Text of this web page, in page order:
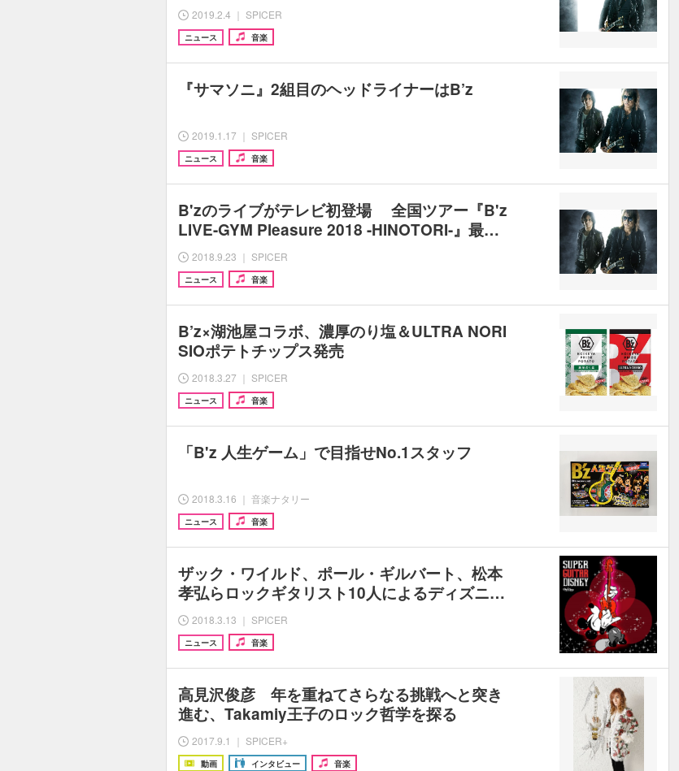
2019.2.4 ｜ SPICER
ニュース 音楽
『サマソニ』2組目のヘッドライナーはB’z
2019.1.17 ｜ SPICER
ニュース 音楽
B'zのライブがテレビ初登場 全国ツアー『B'z
LIVE-GYM Pleasure 2018 -HINOTORI-』最…
2018.9.23 ｜ SPICER
ニュース 音楽
B’z×湖池屋コラボ、濃厚のり塩＆ULTRA NORI
SIOポテトチップス発売
2018.3.27 ｜ SPICER
ニュース 音楽
「B'z 人生ゲーム」で目指せNo.1スタッフ
2018.3.16 ｜ 音楽ナタリー
ニュース 音楽
ザック・ワイルド、ポール・ギルバート、松本
孝弘らロックギタリスト10人によるディズニ…
2018.3.13 ｜ SPICER
ニュース 音楽
高見沢俊彦 年を重ねてさらなる挑戦へと突き
進む、Takamiy王子のロック哲学を探る
2017.9.1 ｜ SPICER+
動画 インタビュー 音楽